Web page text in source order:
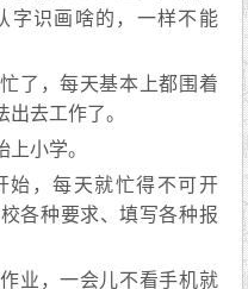
字识画啥的，一样不能
了，每天基本上都围着
去工作了。
小学。
始，每天就忙得不可开
各种要求、填写各种报
业，一会儿不看手机就